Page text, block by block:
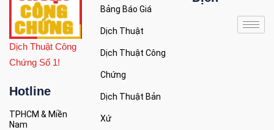
Dịch Thuật Công
Chứng Số 1!
Hotline
TPHCM & Miền
Nam
Bảng Báo Giá
Dịch Thuật
Dịch Thuật Công
Chứng
Dịch Thuật Bản
Xứ